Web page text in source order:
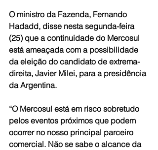
O ministro da Fazenda, Fernando
Hadadd, disse nesta segunda-feira
(25) que a continuidade do Mercosul
está ameaçada com a possibilidade
da eleição do candidato de extrema-
direita, Javier Milei, para a presidência
da Argentina.
“O Mercosul está em risco sobretudo
pelos eventos próximos que podem
ocorrer no nosso principal parceiro
comercial. Não se sabe o alcance da